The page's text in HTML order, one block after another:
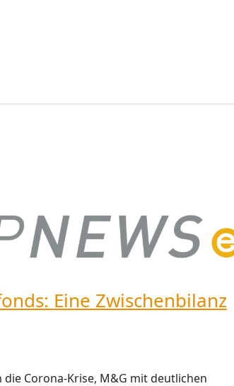
Eine Zwischenbilanz
Corona-Krise, M&G mit deutlichen